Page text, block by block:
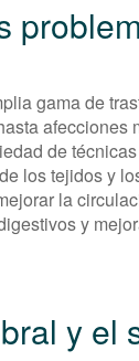
gama de
afecciones
de
los tejidos y
la
y
y el